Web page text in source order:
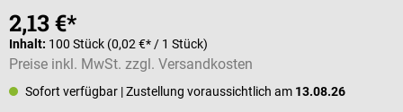
2,13 €*
Inhalt: 100 Stück (0,02 €* / 1 Stück)
Preise inkl. MwSt. zzgl. Versandkosten
Sofort verfügbar | Zustellung voraussichtlich am 13.08.26